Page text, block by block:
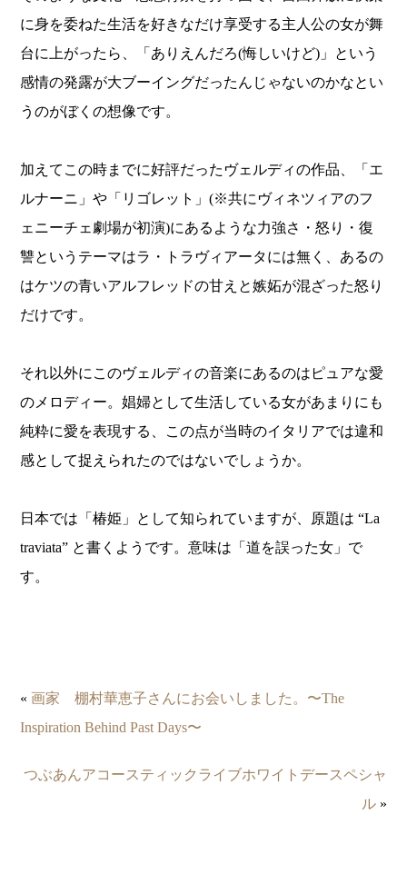
に身を委ねた生活を好きなだけ享受する主人公の女が舞
台に上がったら、「ありえんだろ(悔しいけど)」という
感情の発露が大ブーイングだったんじゃないのかなとい
うのがぼくの想像です。
加えてこの時までに好評だったヴェルディの作品、「エ
ルナーニ」や「リゴレット」(※共にヴィネツィアのフ
ェニーチェ劇場が初演)にあるような力強さ・怒り・復
讐というテーマはラ・トラヴィアータには無く、あるの
はケツの青いアルフレッドの甘えと嫉妬が混ざった怒り
だけです。
それ以外にこのヴェルディの音楽にあるのはピュアな愛
のメロディー。娼婦として生活している女があまりにも
純粋に愛を表現する、この点が当時のイタリアでは違和
感として捉えられたのではないでしょうか。
日本では「椿姫」として知られていますが、原題は “La
traviata” と書くようです。意味は「道を誤った女」で
す。
«画家 棚村華恵子さんにお会いしました。〜The
Inspiration Behind Past Days〜
つぶあんアコースティックライブホワイトデースペシャ
ル»